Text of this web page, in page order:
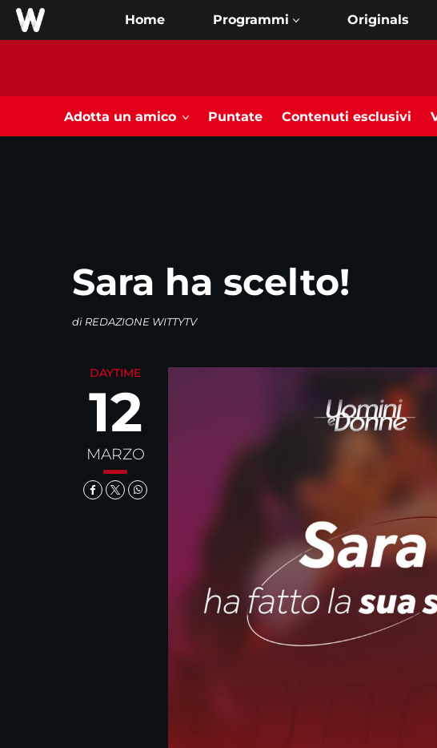
Home Originals
Adotta un amico Puntate Contenuti esclusivi
Sara ha scelto!
di REDAZIONE WITTYTV
DAYTIME
12
MARZO